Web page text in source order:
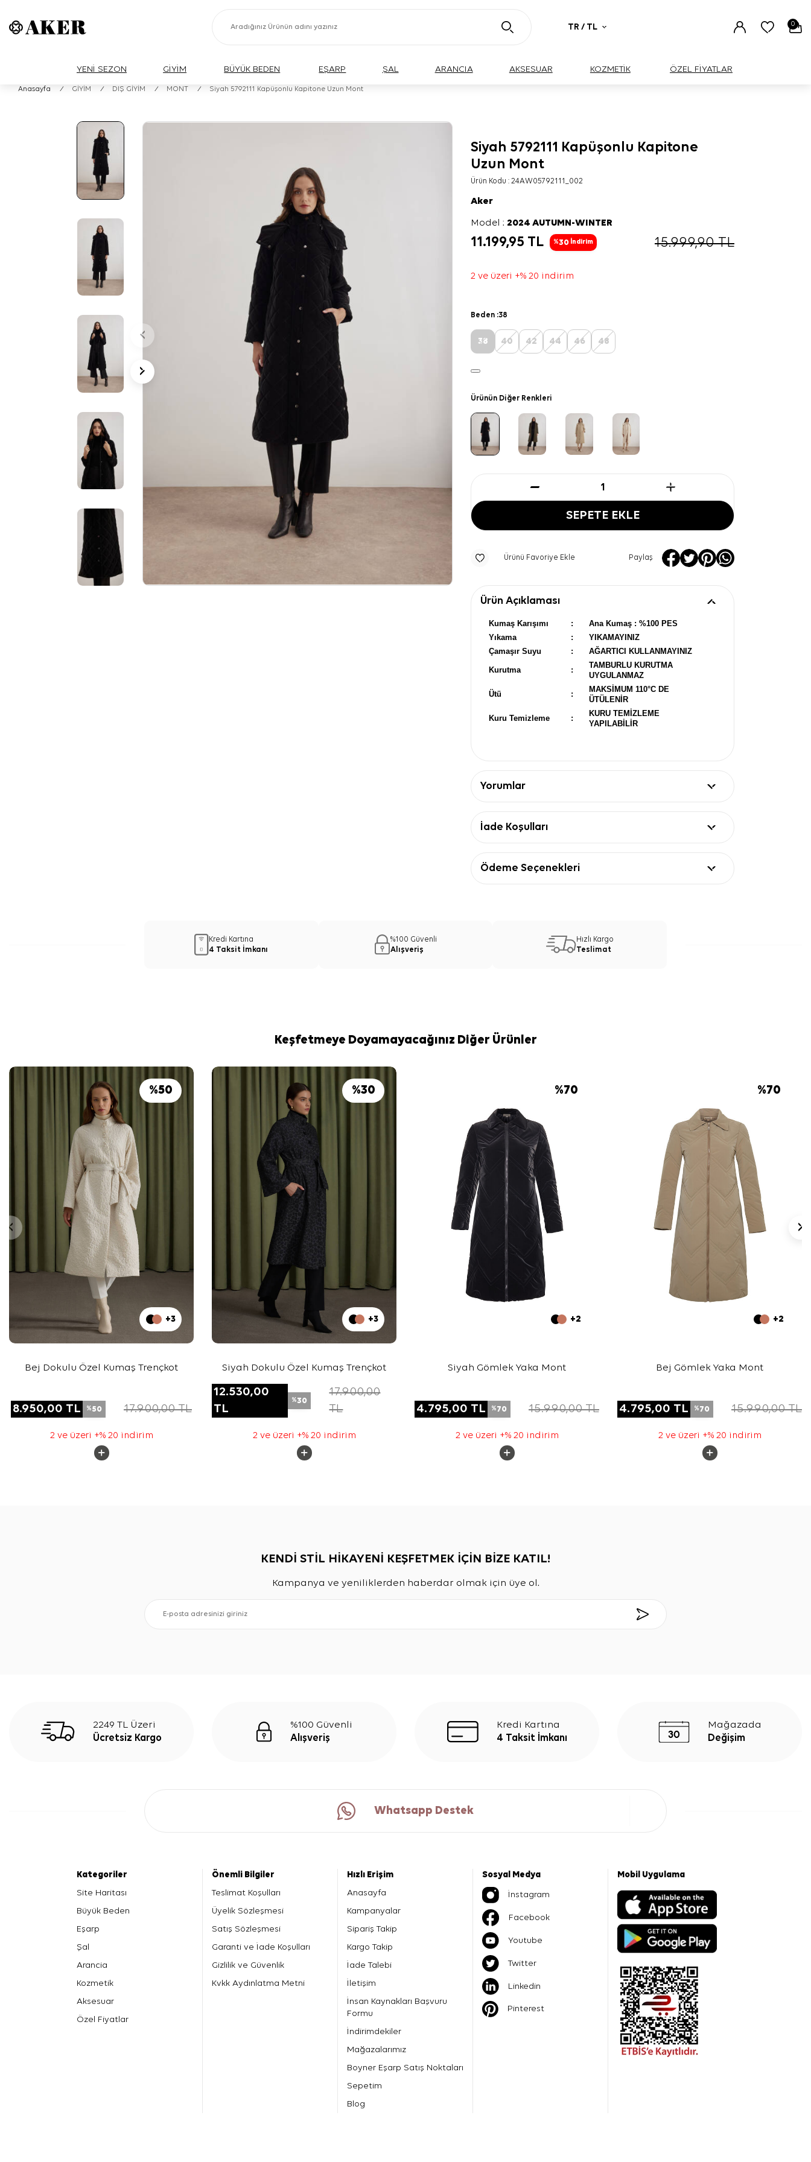
TR / TL 0
YENİ SEZON GİYİM BÜYÜK BEDEN EŞARP ŞAL ARANCIA AKSESUAR KOZMETİK ÖZEL FİYATLAR
Anasayfa / GİYİM / DIŞ GİYİM / MONT / Siyah 5792111 Kapüşonlu Kapitone Uzun Mont
Siyah 5792111 Kapüşonlu Kapitone
Uzun Mont
Ürün Kodu :24AW05792111_002
Aker
Model :2024 AUTUMN-WINTER
11.199,95 TL %30 İndirim 15.999,90TL
2 ve üzeri +% 20 indirim
Beden :38
38 40 42 44 46 48
Ürünün Diğer Renkleri
SEPETE EKLE
Ürünü Favoriye Ekle Paylaş
Ürün Açıklaması
Kumaş Karışımı :
Ana Kumaş : %100 PES
Yıkama
:
YIKAMAYINIZ
Çamaşır Suyu
: AĞARTICI KULLANMAYINIZ
Kurutma :
TAMBURLU KURUTMA
UYGULANMAZ
Ütü :
MAKSİMUM 110°C DE
ÜTÜLENİR
Kuru Temizleme :
KURU TEMİZLEME
YAPILABİLİR
Yorumlar
İade Koşulları
Ödeme Seçenekleri
Kredi Kartına
4 Taksit İmkanı
%100 Güvenli
Alışveriş
Hızlı Kargo
Teslimat
Keşfetmeye Doyamayacağınız Diğer Ürünler
%50
+3
Bej Dokulu Özel Kumaş Trençkot
8.950,00 TL %50 17.900,00TL
2 ve üzeri +% 20 indirim
%30
+3
Siyah Dokulu Özel Kumaş Trençkot
12.530,00
TL
%30
17.900,00
TL
2 ve üzeri +% 20 indirim
%70
+2
Siyah Gömlek Yaka Mont
4.795,00 TL %70 15.990,00TL
2 ve üzeri +% 20 indirim
%70
+2
Bej Gömlek Yaka Mont
4.795,00 TL %70 15.990,00TL
2 ve üzeri +% 20 indirim
KENDİ STİL HİKAYENİ KEŞFETMEK İÇİN BİZE KATIL!
Kampanya ve yeniliklerden haberdar olmak için üye ol.
2249 TL Üzeri
Ücretsiz Kargo
%100 Güvenli
Alışveriş
Kredi Kartına
4 Taksit İmkanı
Mağazada
Değişim
Whatsapp Destek
Kategoriler
Site Haritası
Büyük Beden
Eşarp
Şal
Arancia
Kozmetik
Aksesuar
Özel Fiyatlar
Önemli Bilgiler
Teslimat Koşulları
Üyelik Sözleşmesi
Satış Sözleşmesi
Garanti ve İade Koşulları
Gizlilik ve Güvenlik
Kvkk Aydınlatma Metni
Hızlı Erişim
Anasayfa
Kampanyalar
Sipariş Takip
Kargo Takip
İade Talebi
İletişim
İnsan Kaynakları Başvuru
Formu
İndirimdekiler
Mağazalarımız
Boyner Eşarp Satış Noktaları
Sepetim
Blog
Sosyal Medya
İnstagram
Facebook
Youtube
Twitter
Linkedin
Pinterest
Mobil Uygulama